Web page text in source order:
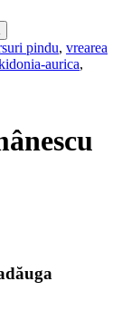
pindu, vrearea
aurica,